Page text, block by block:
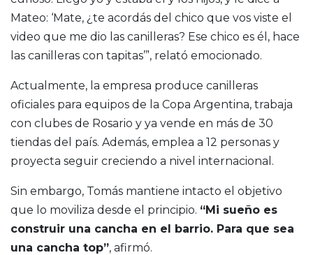
Mateo: ‘Mate, ¿te acordás del chico que vos viste el
video que me dio las canilleras? Ese chico es él, hace
las canilleras con tapitas’”, relató emocionado.
Actualmente, la empresa produce canilleras
oficiales para equipos de la Copa Argentina, trabaja
con clubes de Rosario y ya vende en más de 30
tiendas del país. Además, emplea a 12 personas y
proyecta seguir creciendo a nivel internacional.
Sin embargo, Tomás mantiene intacto el objetivo
que lo moviliza desde el principio. “Mi sueño es
construir una cancha en el barrio. Para que sea
una cancha top”, afirmó.